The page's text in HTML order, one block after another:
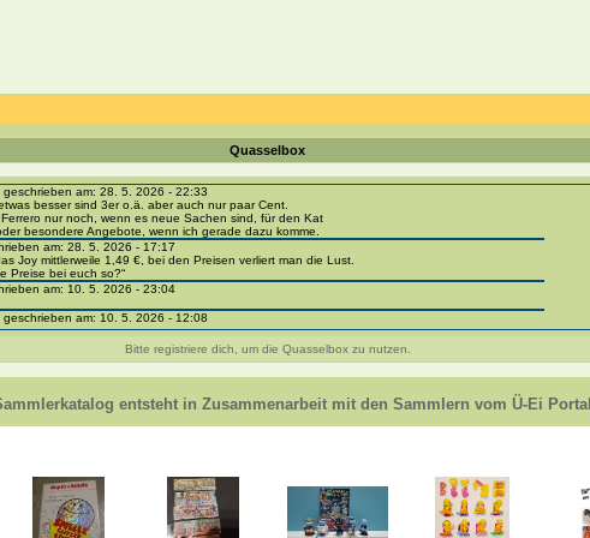
Quasselbox
geschrieben am: 28. 5. 2026 - 22:33
besser sind 3er o.ä. aber auch nur paar Cent.
nur noch, wenn es neue Sachen sind, für den Kat
besondere Angebote, wenn ich gerade dazu komme.
am: 28. 5. 2026 - 17:17
Joy mittlerweile 1,49 €, bei den Preisen verliert man die Lust.
Preise bei euch so?“
am: 10. 5. 2026 - 23:04
geschrieben am: 10. 5. 2026 - 12:08
portal-sammlerkatalog.de/categories.php?cat_id=1043
- BPZ obere Reihe
zur Strafe die nächsten 3 Monate keine Ü-Eier bekommen ;))
310, 318 und 326 habe ich keine BPZ
leider weggeworfen *grrrr* ;)
am: 29. 4. 2026 - 18:04
mir auch ein
geschrieben am: 28. 4. 2026 - 21:01
Erinnerung ... oder?
Bitte registriere dich, um die Quasselbox zu nutzen.
entsteht in Zusammenarbeit mit den Sammlern vom Ü-Ei Portal